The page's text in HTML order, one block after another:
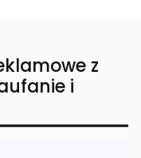
z
i